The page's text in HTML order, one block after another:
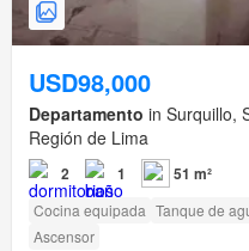
USD98,000
Departamento in Surquillo,
Región de Lima
2 1 51 m²
Cocina equipada Tanque de
Ascensor